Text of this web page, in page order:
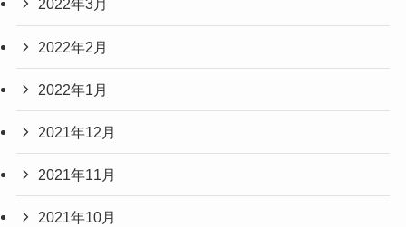
2022年3月
2022年2月
2022年1月
2021年12月
2021年11月
2021年10月